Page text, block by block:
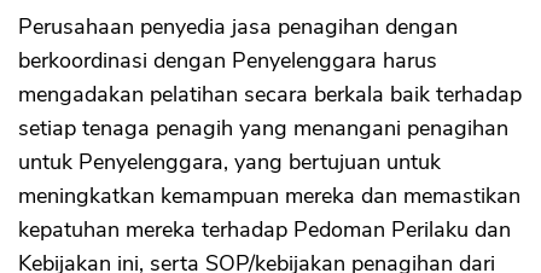
Perusahaan penyedia jasa penagihan dengan
berkoordinasi dengan Penyelenggara harus
mengadakan pelatihan secara berkala baik terhadap
setiap tenaga penagih yang menangani penagihan
untuk Penyelenggara, yang bertujuan untuk
meningkatkan kemampuan mereka dan memastikan
kepatuhan mereka terhadap Pedoman Perilaku dan
Kebijakan ini, serta SOP/kebijakan penagihan dari